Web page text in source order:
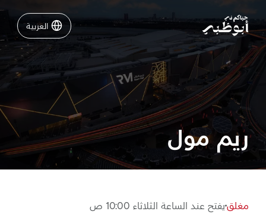
العربية
العربية
نشاطات لا تفوّتها في أبوظبي
دليلك لأبوظبي
فعاليات
ريم مول
مغلقيفتح عند الساعة الثلاثاء 10:00 ص